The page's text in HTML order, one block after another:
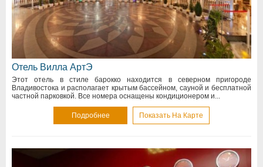
Отель Вилла АртЭ
Этот отель в стиле барокко находится в северном пригороде
Владивостока и располагает крытым бассейном, сауной и бесплатной
частной парковкой. Все номера оснащены кондиционером и...
Подробнее Показать На Карте